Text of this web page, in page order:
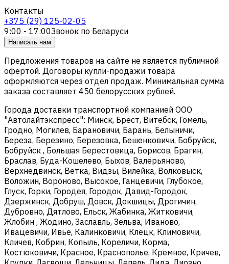
Контакты
+375 (29) 125-02-05
9:00 - 17:00Звонок по Беларуси
Написать нам
Предложения товаров на сайте не является публичной
офертой. Договоры купли-продажи товара
оформляются через отдел продаж. Минимальная сумма
заказа составляет 450 белорусских рублей.
Города доставки транспортной компанией ООО
"Автолайтэкспресс": Минск, Брест, Витебск, Гомель,
Гродно, Могилев, Барановичи, Барань, Белыничи,
Береза, Березино, Березовка, Бешенковичи, Бобруйск,
Бобруйск , Большая Берестовица, Борисов, Брагин,
Браслав, Буда-Кошелево, Быхов, Валерьяново,
Верхнедвинск, Ветка, Видзы, Вилейка, Волковыск,
Воложин, Вороново, Высокое, Ганцевичи, Глубокое,
Глуск, Горки, Городея, Городок, Давид-Городок,
Дзержинск, Добруш, Довск, Докшицы, Дрогичин,
Дубровно, Дятлово, Ельск, Жабинка, Житковичи,
Жлобин , Жодино, Заславль, Зельва, Иваново,
Ивацевичи, Ивье, Калинковичи, Клецк, Климовичи,
Кличев, Кобрин, Копыль, Кореличи, Корма,
Костюковичи, Красное, Краснополье, Кремное, Кричев,